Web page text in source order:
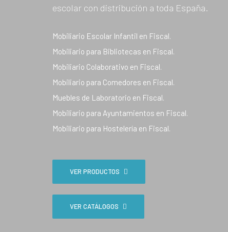
escolar con distribución a toda España.
Mobiliario Escolar Infantil en Fiscal.
Mobiliario para Bibliotecas en Fiscal.
Mobiliario Colaborativo en Fiscal.
Mobiliario para Comedores en Fiscal.
Muebles de Laboratorio en Fiscal.
Mobiliario para Ayuntamientos en Fiscal.
Mobiliario para Hostelería en Fiscal.
VER PRODUCTOS
VER CATÁLOGOS